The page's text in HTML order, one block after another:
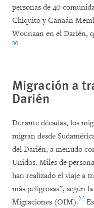
personas de 40
Chiquito y Canaán
Wounaan en el Darién,
[9]
Migración a
Darién
Durante décadas, los
migran desde
del Darién, a menudo
Unidos. Miles de
han realizado el viaje a
más peligrosas”, según
Migraciones (OIM).[11]